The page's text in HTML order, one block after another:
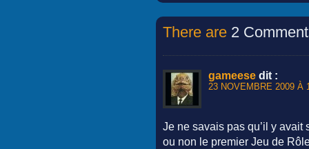
There are 2
gameese dit :
23 NOVEMBRE 2009 À
Je ne savais pas qu’il y
ou non le premier Jeu de